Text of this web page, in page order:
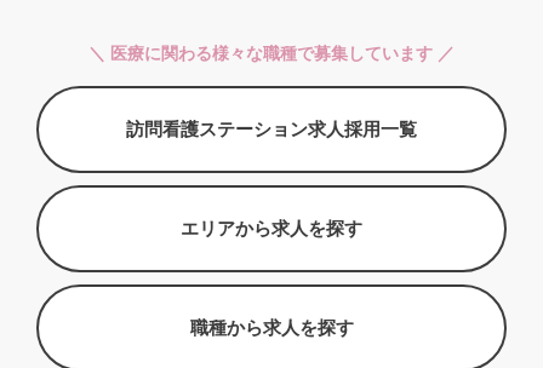
＼ 医療に関わる様々な職種で募集しています ／
訪問看護ステーション求人採用一覧
エリアから求人を探す
職種から求人を探す